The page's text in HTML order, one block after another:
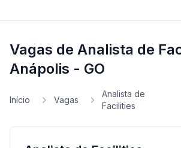
Vagas de Analista de
Anápolis - GO
Início Vagas
Analista de
Facilities